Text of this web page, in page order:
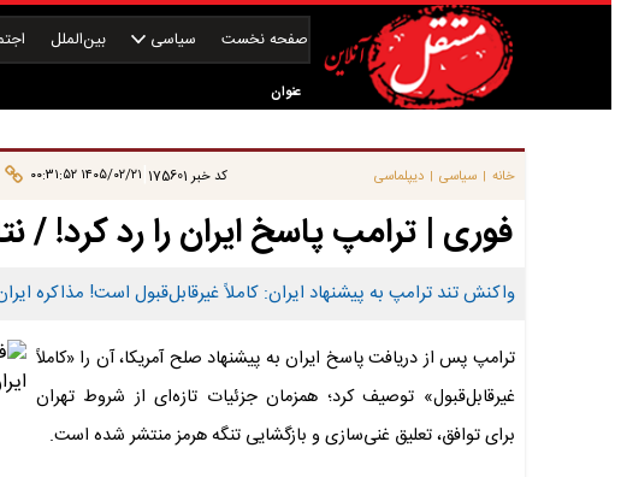
صفحه نخست سیاسی بین‌الملل
عنوان
خانه | سیاسی | دیپلماسی کد خبر175601 ۱۴۰۵/۰۲/۲۱ ۰۰:۳۱:۵۲
فوری | ترامپ پاسخ ایران را رد کرد! /
واکنش تند ترامپ به پیشنهاد ایران: کاملاً غیرقابل‌قبول است! مذاکره
ترامپ پس از دریافت پاسخ ایران به پیشنهاد صلح آمریکا، آن را «کاملاً
غیرقابل‌قبول» توصیف کرد؛ همزمان جزئیات تازه‌ای از شروط تهران
برای توافق، تعلیق غنی‌سازی و بازگشایی تنگه هرمز منتشر شده است.